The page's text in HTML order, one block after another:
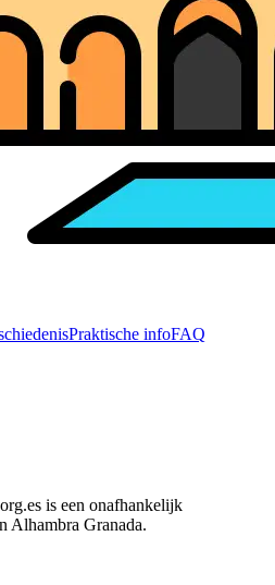
Praktische infoFAQ
is een onafhankelijk
Alhambra Granada.